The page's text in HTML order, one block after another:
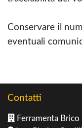
Conservare il
eventuali
Contatti
Ferramenta Brico